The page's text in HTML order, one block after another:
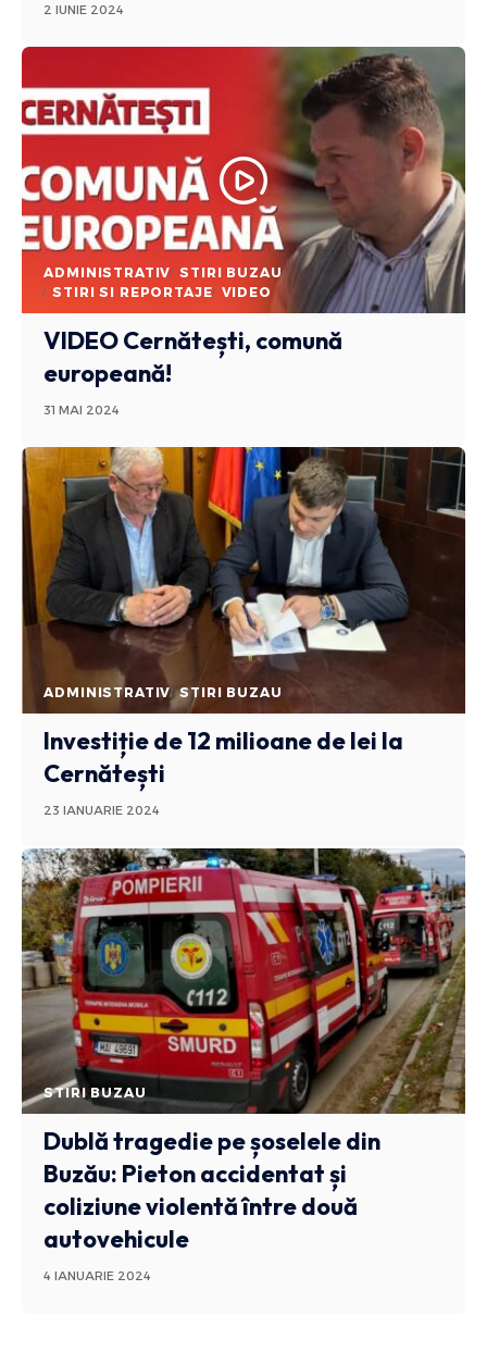
2 IUNIE 2024
ADMINISTRATIV STIRI BUZAU
STIRI SI REPORTAJE VIDEO
VIDEO Cernătești, comună
europeană!
31 MAI 2024
ADMINISTRATIV STIRI BUZAU
Investiție de 12 milioane de lei la
Cernătești
23 IANUARIE 2024
STIRI BUZAU
Dublă tragedie pe șoselele din
Buzău: Pieton accidentat și
coliziune violentă între două
autovehicule
4 IANUARIE 2024